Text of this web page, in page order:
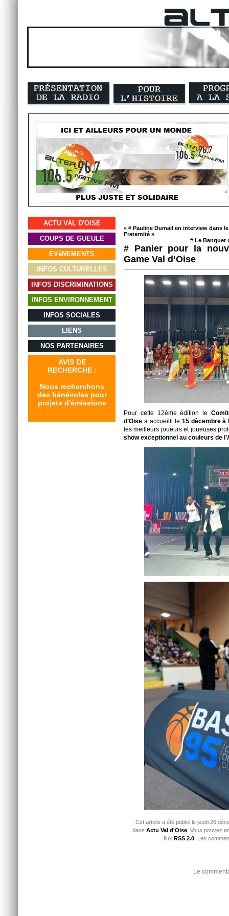
ACTU VAL D'OISE
COUPS DE GUEULE
ÉVéNEMENTS
INFOS CULTURELLES
INFOS DISCRIMINATIONS
INFOS ENVIRONNEMENT
INFOS SOCIALES
LIENS
NOS PARTENAIRES
AVIS DE
RECHERCHE :
Nous recherchons
des bénévoles pour
projets d'émissions
« # Pauline Dumail en interview dans
Fraternité »
# Le Banquet
# Panier pour la
Game Val d’Oise
Pour cette 12ème édition le
d’Oise a accueilli le 15 décembre à
les meilleurs joueurs et joueuses
show exceptionnel au couleurs de
Cet article a été publié le jeudi 26
dans Actu Val d'Oise. Vous pouvez
flux RSS 2.0. Les
Le